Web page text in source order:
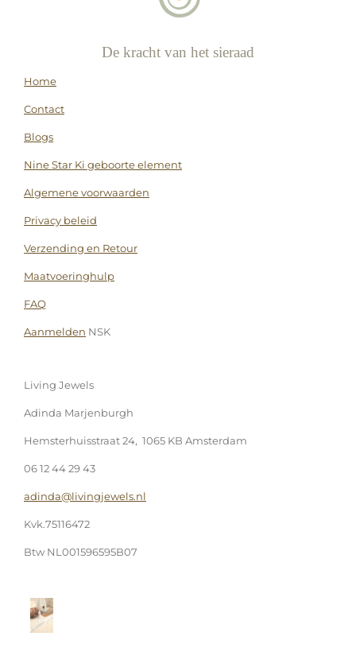
De kracht van het sieraad
Home
Contact
Blogs
Nine Star Ki geboorte element
Algemene voorwaarden
Privacy beleid
Verzending en Retour
Maatvoeringhulp
FAQ
Aanmelden NSK
Living Jewels
Adinda Marjenburgh
Hemsterhuisstraat 24, 1065 KB Amsterdam
06 12 44 29 43
adinda@livingjewels.nl
Kvk.75116472
Btw NL001596595B07